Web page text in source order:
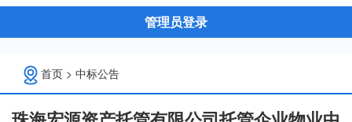
管理员登录
首页 > 中标公告